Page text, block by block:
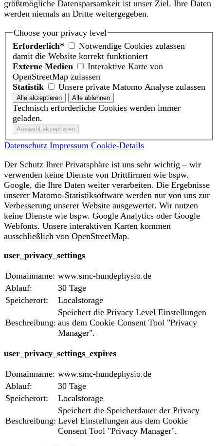
größtmögliche Datensparsamkeit ist unser Ziel. Ihre Daten
werden niemals an Dritte weitergegeben.
Choose your privacy level
Erforderlich*
Notwendige Cookies zulassen
damit die Website korrekt funktioniert
Externe Medien
Interaktive Karte von
OpenStreetMap zulassen
Statistik
Unsere private Matomo Analyse zulassen
Technisch erforderliche Cookies werden immer
geladen.
Datenschutz Impressum Cookie-Details
Der Schutz Ihrer Privatsphäre ist uns sehr wichtig – wir
verwenden keine Dienste von Drittfirmen wie bspw.
Google, die Ihre Daten weiter verarbeiten. Die Ergebnisse
unserer Matomo-Statistiksoftware werden nur von uns zur
Verbesserung unserer Website ausgewertet. Wir nutzen
keine Dienste wie bspw. Google Analytics oder Google
Webfonts. Unsere interaktiven Karten kommen
ausschließlich von OpenStreetMap.
user_privacy_settings
Domainname: www.smc-hundephysio.de
Ablauf:
30 Tage
Speicherort:
Localstorage
Beschreibung:
Speichert die Privacy Level Einstellungen
aus dem Cookie Consent Tool "Privacy
Manager".
user_privacy_settings_expires
Domainname: www.smc-hundephysio.de
Ablauf:
30 Tage
Speicherort:
Localstorage
Beschreibung:
Speichert die Speicherdauer der Privacy
Level Einstellungen aus dem Cookie
Consent Tool "Privacy Manager".